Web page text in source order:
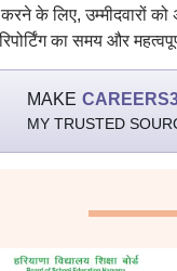
के लिए, उम्मीदवारों
का समय और
MAKE
MY TRUSTED